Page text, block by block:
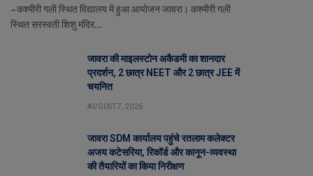
– कश्मीरी गली स्थित विद्यालय में हुआ आयोजन जावरा। कश्मीरी गली
स्थित सरस्वती शिशु मंदिर…
जावरा की माइलस्टोन अकैडमी का शानदार
प्रदर्शन, 2 छात्र NEET और 2 छात्र JEE में
चयनित
AUGUST 7, 2026
जावरा SDM कार्यालय पहुंचे रतलाम कलेक्टर
अजय कटेसरिया, रिकॉर्ड और कानून-व्यवस्था
की तैयारियों का किया निरीक्षण